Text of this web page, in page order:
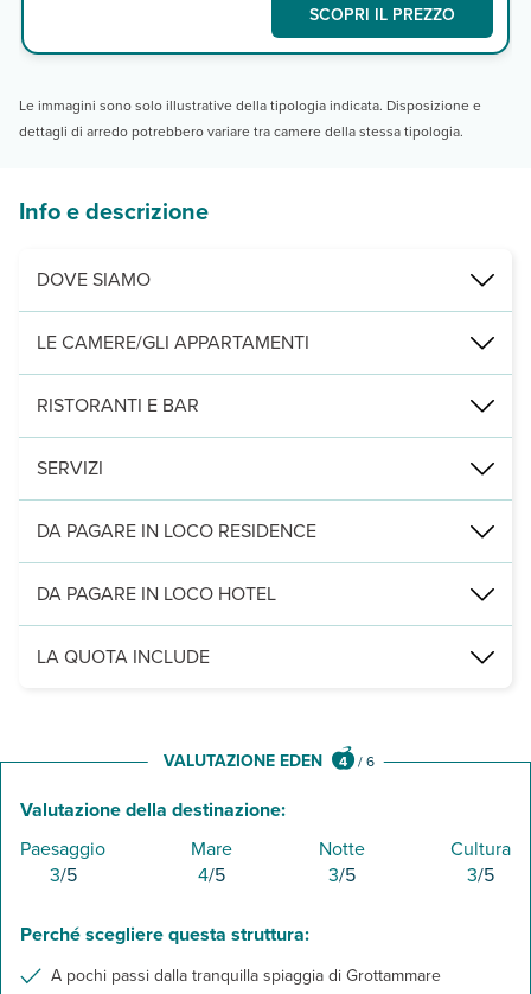
SCOPRI IL PREZZO
Le immagini sono solo illustrative della tipologia indicata. Disposizione e
dettagli di arredo potrebbero variare tra camere della stessa tipologia.
Info e descrizione
DOVE SIAMO
50 m dal mare, 2 km da Grottammare e San Benedetto del
LE CAMERE/GLI APPARTAMENTI
Camere doppie composte da un ambiente con letto
RISTORANTI E BAR
Un bar per la prima colazione continentale a buffet inclusa nella
SERVIZI
Connessione Wi-fi anche nelle aree comuni, parcheggio, area
DA PAGARE IN LOCO RESIDENCE
Servizi obbligatori:forfait consumi € 50 a settimana -
DA PAGARE IN LOCO HOTEL
Servizi facoltativi:culla su richiesta € 25 a settimana
LA QUOTA INCLUDE
VALUTAZIONE EDEN 4 /6
Valutazione della destinazione:
Paesaggio
3/5
Mare
4/5
Notte
3/5
Cultura
3/5
Perché scegliere questa struttura:
A pochi passi dalla tranquilla spiaggia di Grottammare